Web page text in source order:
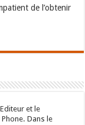
de l’obtenir
et le
Dans le